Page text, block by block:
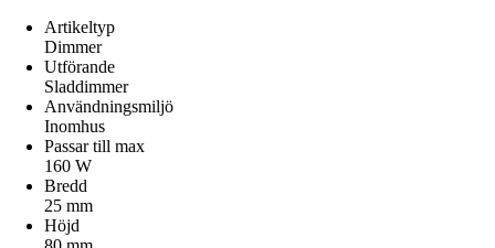
Artikeltyp
Dimmer
Utförande
Sladdimmer
Användningsmiljö
Inomhus
Passar till max
160 W
Bredd
25 mm
Höjd